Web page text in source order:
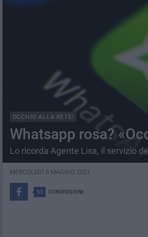
OCCHIO ALLA RETE!
Whatsapp rosa?
Lo ricorda Agente Lisa, il servizio
MERCOLEDÌ 5 MAGGIO 2021
53 CONDIVISIONI